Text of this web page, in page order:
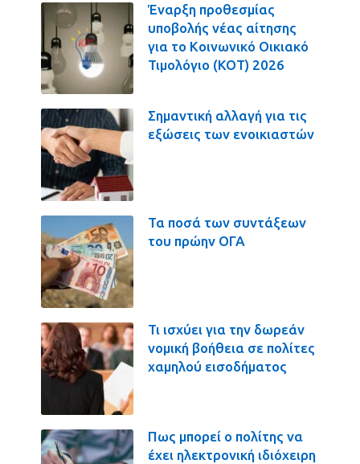
Έναρξη προθεσμίας
υποβολής νέας αίτησης
για το Κοινωνικό Οικιακό
Τιμολόγιο (ΚΟΤ) 2026
Σημαντική αλλαγή για τις
εξώσεις των ενοικιαστών
Τα ποσά των συντάξεων
του πρώην ΟΓΑ
Τι ισχύει για την δωρεάν
νομική βοήθεια σε πολίτες
χαμηλού εισοδήματος
Πως μπορεί ο πολίτης να
έχει ηλεκτρονική ιδιόχειρη